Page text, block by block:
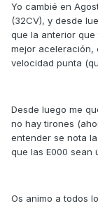
Yo cambié en
(32CV), y desde
que la anterior
mejor aceleración,
velocidad punta
Desde luego me
no hay tirones
entender se nota
que las E000 sean
Os animo a todos